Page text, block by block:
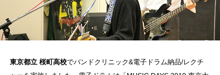
東京都立 桜町高校でバンドクリニック&電子ドラム納品/レクチ